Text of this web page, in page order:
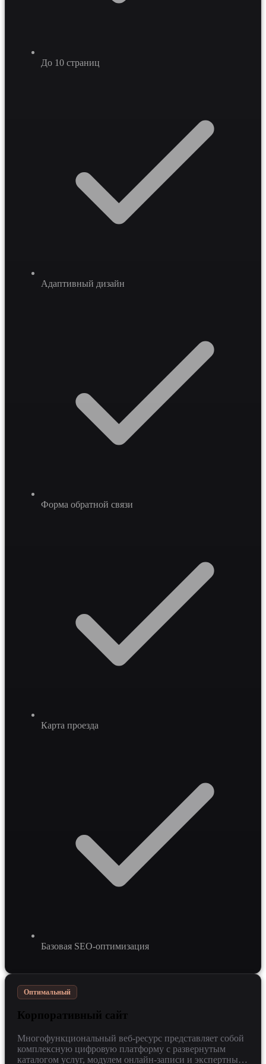
До 10 страниц
Адаптивный дизайн
Форма обратной связи
Карта проезда
Базовая SEO-оптимизация
Оптимальный
Корпоративный сайт
Многофункциональный веб-ресурс представляет собой
комплексную цифровую платформу с развернутым
каталогом услуг, модулем онлайн-записи и экспертным